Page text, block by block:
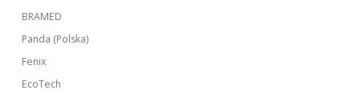
BRAMED
Panda (Polska)
Fenix
EcoTech